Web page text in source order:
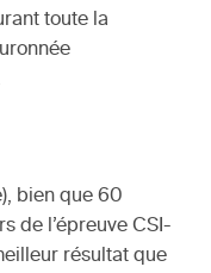
toute la
bien que 60
de l’épreuve CSI-
résultat que